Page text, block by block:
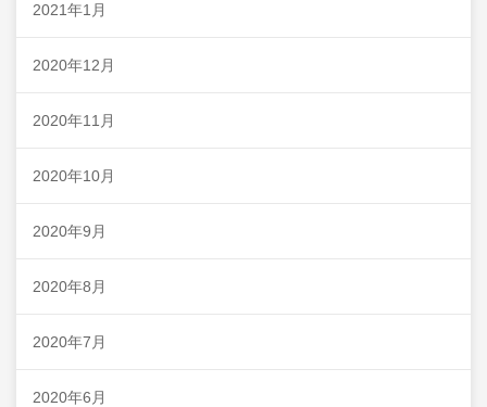
2021年1月
2020年12月
2020年11月
2020年10月
2020年9月
2020年8月
2020年7月
2020年6月